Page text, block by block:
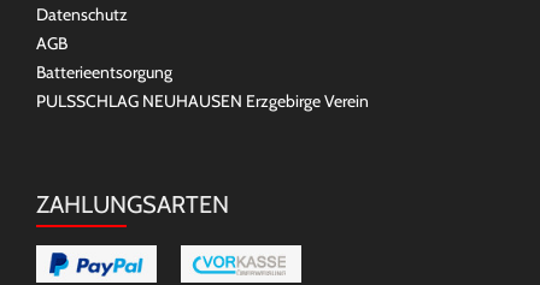
Datenschutz
AGB
Batterieentsorgung
PULSSCHLAG NEUHAUSEN Erzgebirge Verein
ZAHLUNGSARTEN